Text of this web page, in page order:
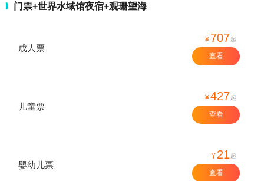
门票+世界水域馆夜宿+观珊望海
成人票
¥ 707起
查看
儿童票
¥427起
查看
婴幼儿票
¥ 21 起
查看